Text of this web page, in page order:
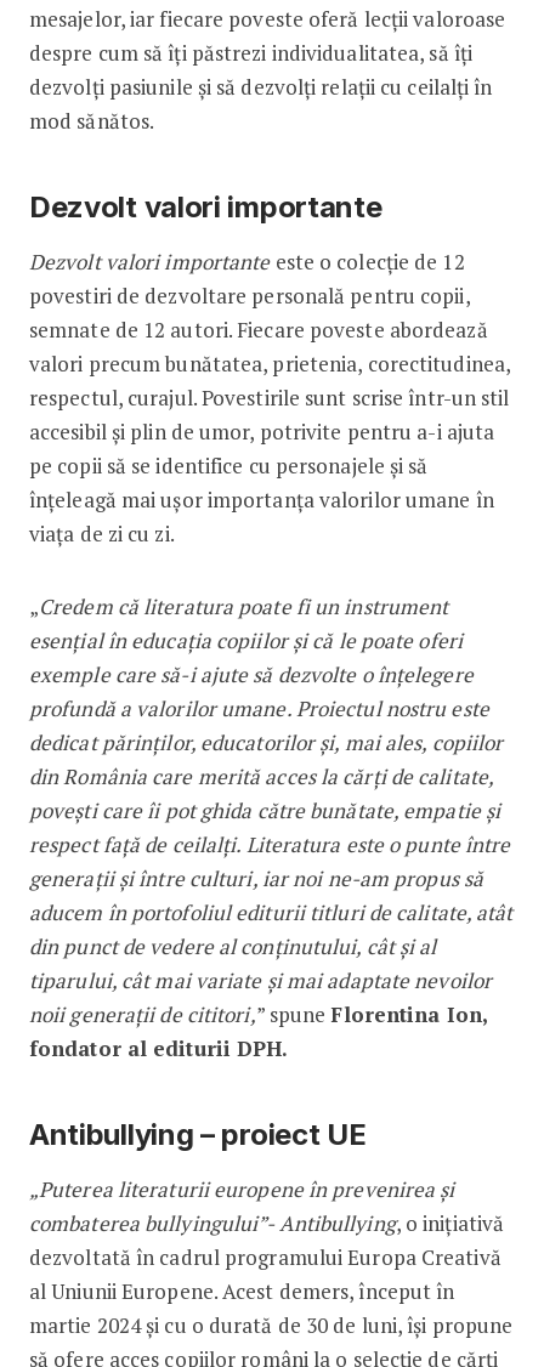
mesajelor, iar fiecare poveste oferă lecții valoroase
despre cum să îți păstrezi individualitatea, să îți
dezvolți pasiunile și să dezvolți relații cu ceilalți în
mod sănătos.
Dezvolt valori importante
Dezvolt valori importanteeste o colecție de 12
povestiri de dezvoltare personală pentru copii,
semnate de 12 autori. Fiecare poveste abordează
valori precum bunătatea, prietenia, corectitudinea,
respectul, curajul. Povestirile sunt scrise într-un stil
accesibil și plin de umor, potrivite pentru a-i ajuta
pe copii să se identifice cu personajele și să
înțeleagă mai ușor importanța valorilor umane în
viața de zi cu zi.
„Credem că literatura poate fi un instrument
esențial în educația copiilor și că le poate oferi
exemple care să-i ajute să dezvolte o înțelegere
profundă a valorilor umane. Proiectul nostru este
dedicat părinților, educatorilor și, mai ales, copiilor
din România care merită acces la cărți de calitate,
povești care îi pot ghida către bunătate, empatie și
respect față de ceilalți. Literatura este o punte între
generații și între culturi, iar noi ne-am propus să
aducem în portofoliul editurii titluri de calitate, atât
din punct de vedere al conținutului, cât și al
tiparului, cât mai variate și mai adaptate nevoilor
noii generații de cititori,” spuneFlorentina Ion,
fondator al editurii DPH.
Antibullying – proiect UE
„Puterea literaturii europene în prevenirea și
combaterea bullyingului”- Antibullying, o inițiativă
dezvoltată în cadrul programului Europa Creativă
al Uniunii Europene. Acest demers, început în
martie 2024 și cu o durată de 30 de luni, își propune
să ofere acces copiilor români la o selecție de cărți